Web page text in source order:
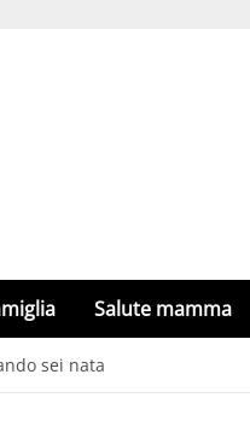
Salute mamma
sei nata